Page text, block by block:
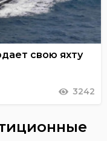
свою яхту
3242